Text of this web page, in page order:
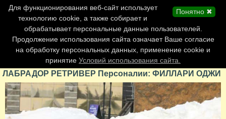
Главная страница
Обновления сайта
Контакты
Персоналии
Форум
ЛАБРАДОР РЕТРИВЕР Персоналии: ФИЛЛАРИ ОДЖИ
Понятно ✖
Для функционирования веб-сайт использует
технологию cookie, а также собирает и
обрабатывает персональные данные пользователей.
Продолжение использования сайта означает Ваше согласие
на обработку персональных данных, применение cookie и
принятие Условий использования сайта.